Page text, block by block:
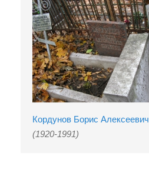
Кордунов Борис Алексеевич
(1920-1991)